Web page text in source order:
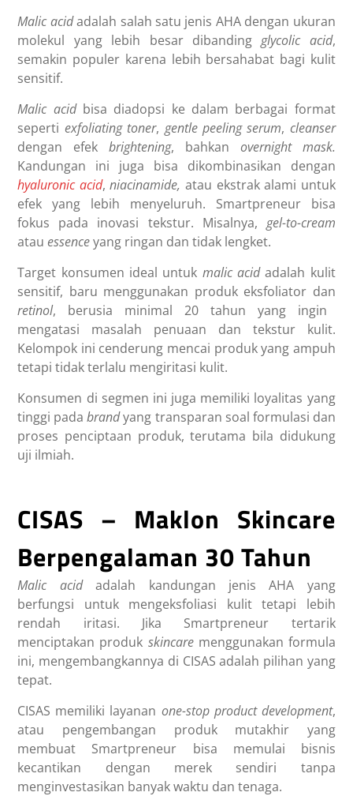
Malic acidadalah salah satu jenis AHA dengan ukuran
molekul yang lebih besar dibandingglycolic acid,
semakin populer karena lebih bersahabat bagi kulit
sensitif.
Malic acid bisa diadopsi ke dalam berbagai format
seperti exfoliating toner, gentle peeling serum, cleanser
dengan efekbrightening, bahkan overnight mask.
Kandungan ini juga bisa dikombinasikan dengan
hyaluronic acid,niacinamide,atau ekstrak alami untuk
efek yang lebih menyeluruh. Smartpreneur bisa
fokus pada inovasi tekstur. Misalnya, gel-to-cream
atauessenceyang ringan dan tidak lengket.
Target konsumen ideal untuk malic acidadalah kulit
sensitif, baru menggunakan produk eksfoliator dan
retinol, berusia minimal 20 tahun yang ingin
mengatasi masalah penuaan dan tekstur kulit.
Kelompok ini cenderung mencai produk yang ampuh
tetapi tidak terlalu mengiritasi kulit.
Konsumen di segmen ini juga memiliki loyalitas yang
tinggi padabrandyang transparan soal formulasi dan
proses penciptaan produk, terutama bila didukung
uji ilmiah.
CISAS – Maklon Skincare
Berpengalaman 30 Tahun
Malic acidadalah kandungan jenis AHA yang
berfungsi untuk mengeksfoliasi kulit tetapi lebih
rendah iritasi. Jika Smartpreneur tertarik
menciptakan produk skincare menggunakan formula
ini, mengembangkannya di CISAS adalah pilihan yang
tepat.
CISAS memiliki layanan one-stop product development,
atau pengembangan produk mutakhir yang
membuat Smartpreneur bisa memulai bisnis
kecantikan dengan merek sendiri tanpa
menginvestasikan banyak waktu dan tenaga.